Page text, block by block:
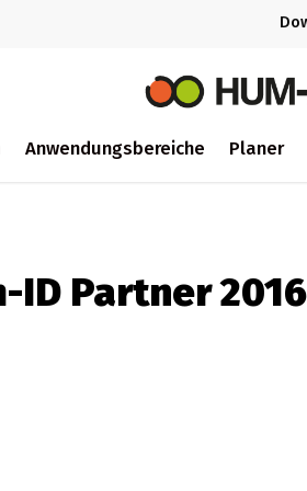
Anwendungsbereiche Planer
ID Partner